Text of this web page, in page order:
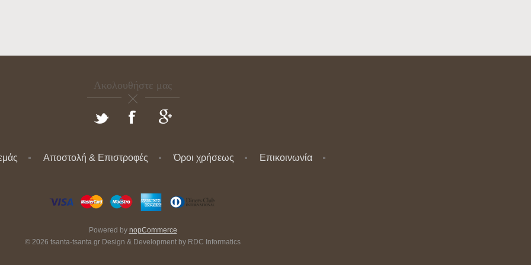
Ακολουθήστε μας
Αποστολή & Επιστροφές Όροι χρήσεως Επικοινωνία
Powered by nopCommerce
© 2026 tsanta-tsanta.gr Design & Development by RDC Informatics